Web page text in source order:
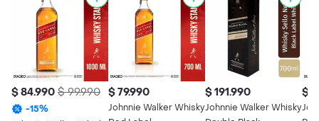
$ 84.990 $ 99.990
-15%
$ 79.990
Johnnie Walker Whisky
$ 191.990
Johnnie Walker Whisky
$